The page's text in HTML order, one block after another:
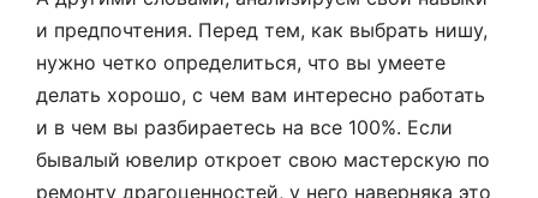
и предпочтения. Перед тем, как выбрать нишу,
нужно четко определиться, что вы умеете
делать хорошо, с чем вам интересно работать
и в чем вы разбираетесь на все 100%. Если
бывалый ювелир откроет свою мастерскую по
ремонту драгоценностей, у него наверняка это